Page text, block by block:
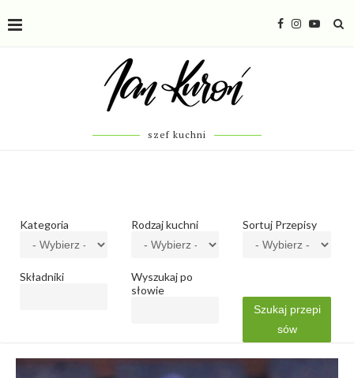
szef kuchni
Kategoria Rodzaj kuchni Sortuj Przepisy
Składniki
Wyszukaj po
słowie
Szukaj przepi
sów